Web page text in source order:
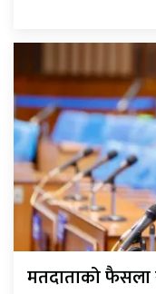
मतदाताको फैसला